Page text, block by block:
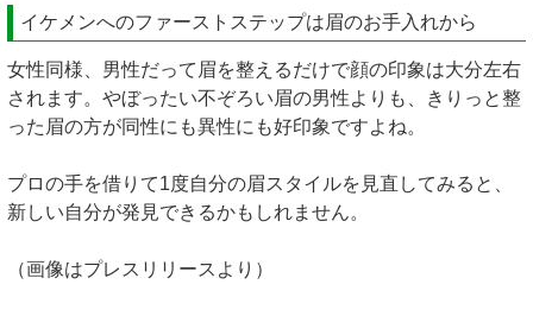
イケメンへのファーストステップは眉のお手入れから
女性同様、男性だって眉を整えるだけで顔の印象は大分左右
されます。やぼったい不ぞろい眉の男性よりも、きりっと整
った眉の方が同性にも異性にも好印象ですよね。
プロの手を借りて1度自分の眉スタイルを見直してみると、
新しい自分が発見できるかもしれません。
（画像はプレスリリースより）